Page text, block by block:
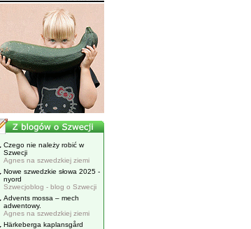
Czego nie należy robić w
Szwecji
Agnes na szwedzkiej ziemi
Nowe szwedzkie słowa 2025 -
nyord
Szwecjoblog - blog o Szwecji
Advents mossa – mech
adwentowy.
Agnes na szwedzkiej ziemi
Härkeberga kaplansgård